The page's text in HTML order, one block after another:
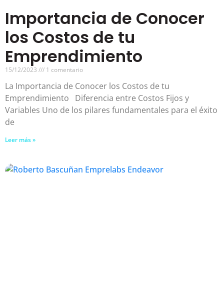
Importancia de Conocer
los Costos de tu
Emprendimiento
15/12/2023 1 comentario
La Importancia de Conocer los Costos de tu
Emprendimiento Diferencia entre Costos Fijos y
Variables Uno de los pilares fundamentales para el éxito
de
Leer más »